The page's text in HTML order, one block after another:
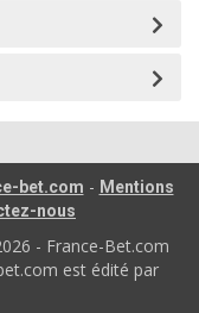
bet.com - Mentions
nous
- France-Bet.com
est édité par